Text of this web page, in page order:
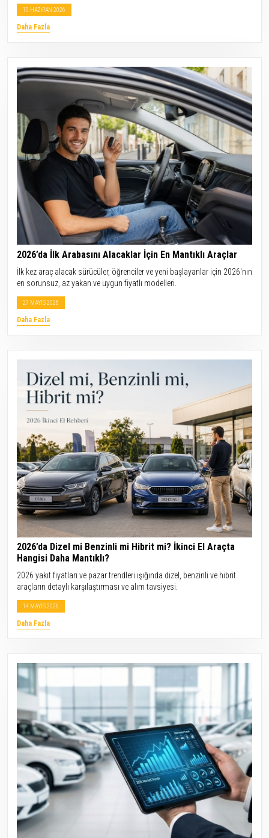
10 HAZİRAN 2026
Daha Fazla
2026’da İlk Arabasını Alacaklar İçin En Mantıklı Araçlar
İlk kez araç alacak sürücüler, öğrenciler ve yeni başlayanlar için 2026'nın
en sorunsuz, az yakan ve uygun fiyatlı modelleri.
27 MAYIS 2026
Daha Fazla
2026’da Dizel mi Benzinli mi Hibrit mi? İkinci El Araçta
Hangisi Daha Mantıklı?
2026 yakıt fiyatları ve pazar trendleri ışığında dizel, benzinli ve hibrit
araçların detaylı karşılaştırması ve alım tavsiyesi.
14 MAYIS 2026
Daha Fazla